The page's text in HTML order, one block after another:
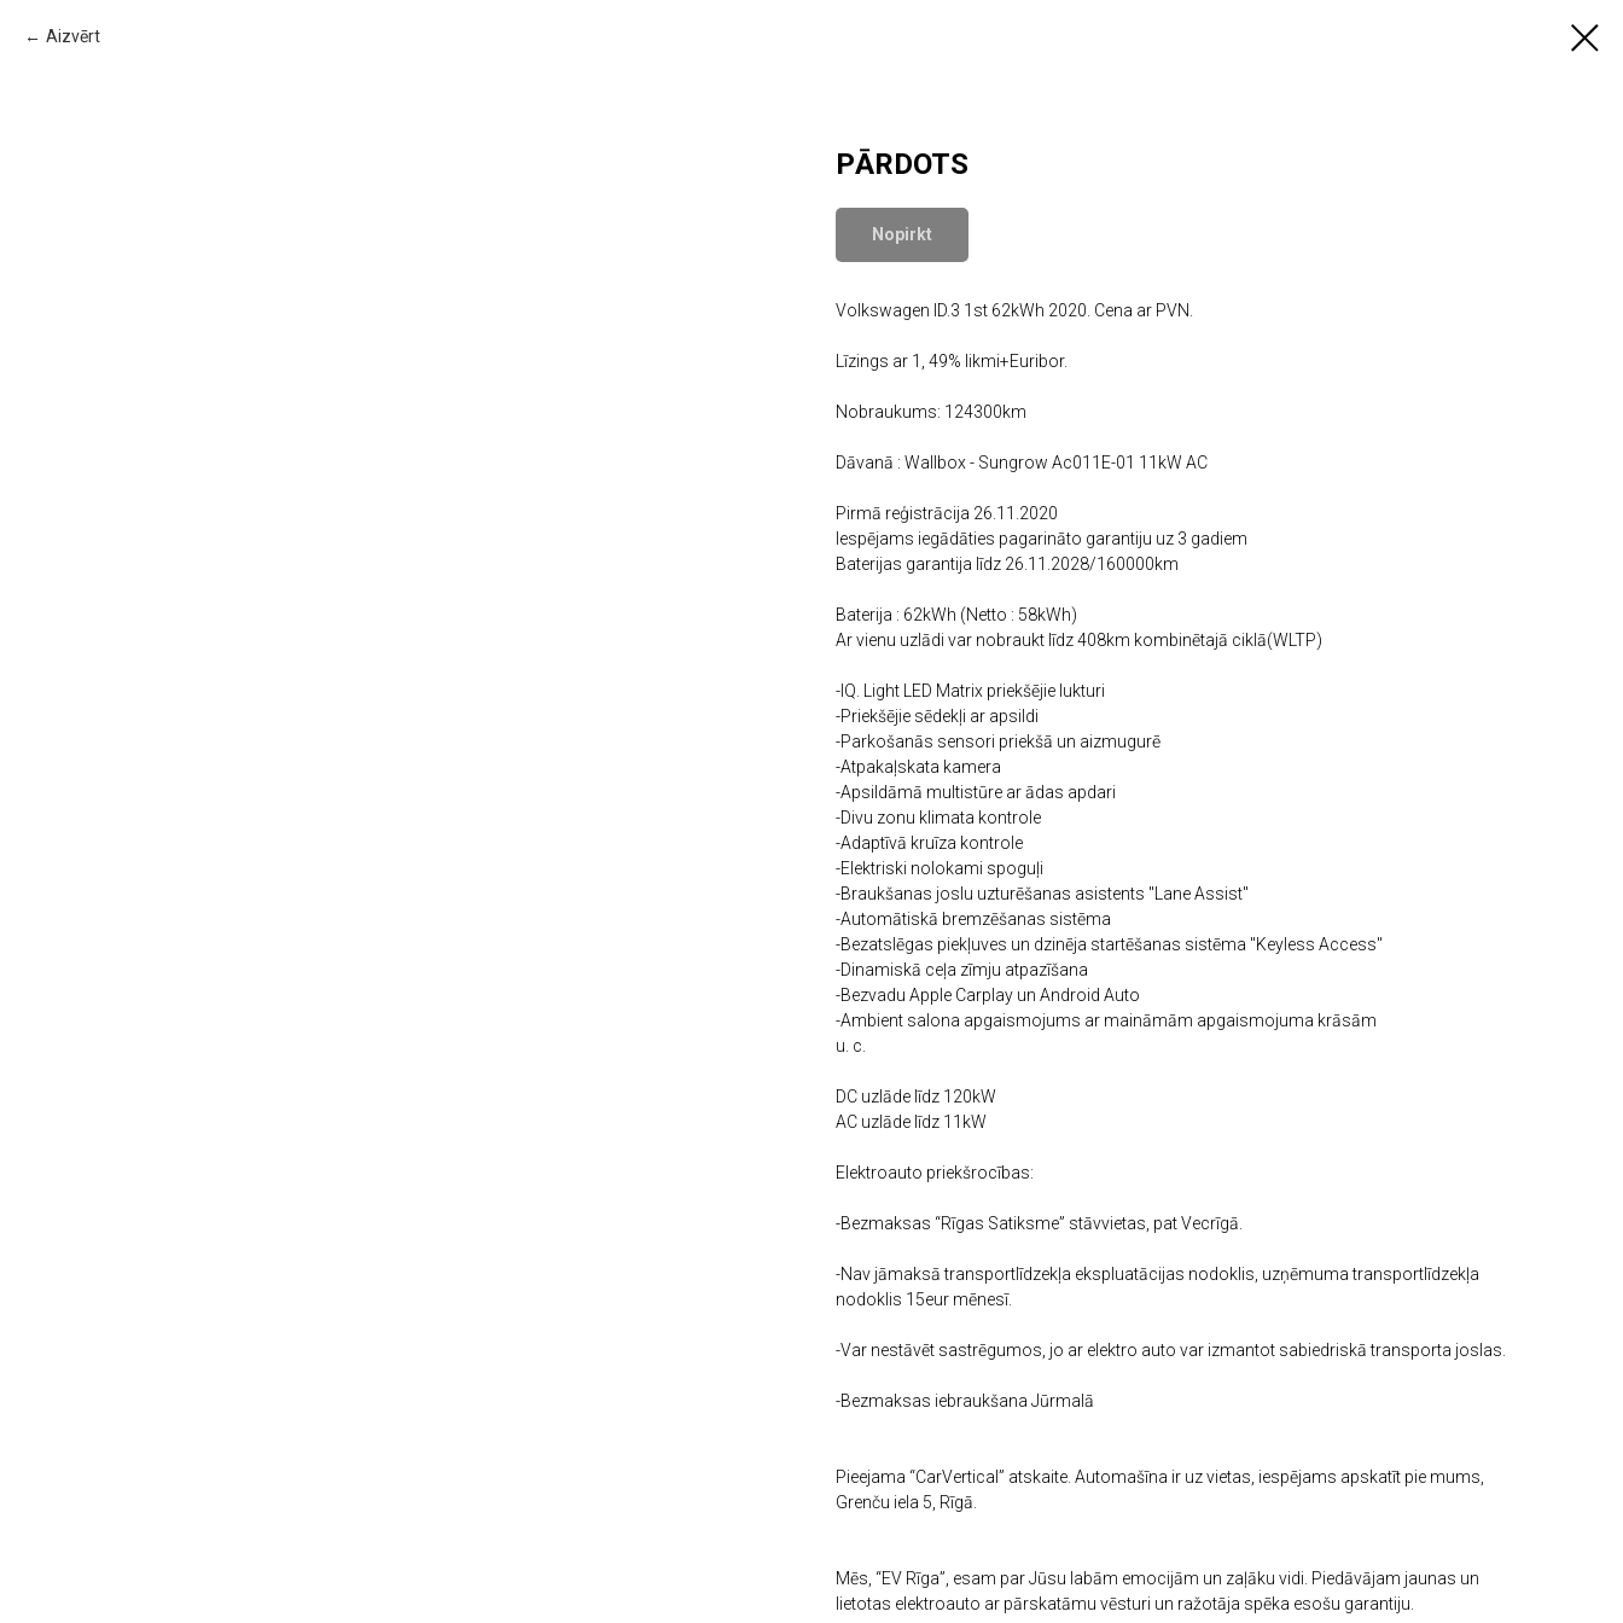
Aizvērt
PĀRDOTS
Nopirkt
Volkswagen ID.3 1st 62kWh 2020. Cena ar PVN.
Līzings ar 1, 49% likmi+Euribor.
Nobraukums: 124300km
Dāvanā : Wallbox - Sungrow Ac011E-01 11kW AC
Pirmā reģistrācija 26.11.2020
Iespējams iegādāties pagarināto garantiju uz 3 gadiem
Baterijas garantija līdz 26.11.2028/160000km
Baterija : 62kWh (Netto : 58kWh)
Ar vienu uzlādi var nobraukt līdz 408km kombinētajā ciklā(WLTP)
-IQ. Light LED Matrix priekšējie lukturi
-Priekšējie sēdekļi ar apsildi
-Parkošanās sensori priekšā un aizmugurē
-Atpakaļskata kamera
-Apsildāmā multistūre ar ādas apdari
-Divu zonu klimata kontrole
-Adaptīvā kruīza kontrole
-Elektriski nolokami spoguļi
-Braukšanas joslu uzturēšanas asistents "Lane Assist"
-Automātiskā bremzēšanas sistēma
-Bezatslēgas piekļuves un dzinēja startēšanas sistēma "Keyless Access"
-Dinamiskā ceļa zīmju atpazīšana
-Bezvadu Apple Carplay un Android Auto
-Ambient salona apgaismojums ar maināmām apgaismojuma krāsām
u. c.
DC uzlāde līdz 120kW
AC uzlāde līdz 11kW
Elektroauto priekšrocības:
-Bezmaksas “Rīgas Satiksme” stāvvietas, pat Vecrīgā.
-Nav jāmaksā transportlīdzekļa ekspluatācijas nodoklis, uzņēmuma transportlīdzekļa
nodoklis 15eur mēnesī.
-Var nestāvēt sastrēgumos, jo ar elektro auto var izmantot sabiedriskā transporta joslas.
-Bezmaksas iebraukšana Jūrmalā
Pieejama “CarVertical” atskaite. Automašīna ir uz vietas, iespējams apskatīt pie mums,
Grenču iela 5, Rīgā.
Mēs, “EV Rīga”, esam par Jūsu labām emocijām un zaļāku vidi. Piedāvājam jaunas un
lietotas elektroauto ar pārskatāmu vēsturi un ražotāja spēka esošu garantiju.